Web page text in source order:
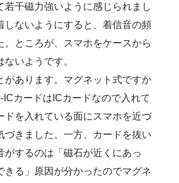
干磁力強いように感じられまし
ないようにすると、着信音の頻
ところが、スマホをケースから
いようです。
があります。マグネット式ですか
カードはICカードなので入れて
を入れている面にスマホを近づ
きました。一方、カードを抜い
するのは「磁石が近くにあっ
る」原因が分かったのでマグネ